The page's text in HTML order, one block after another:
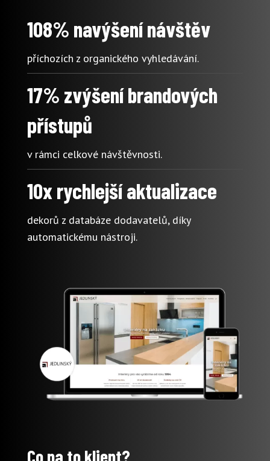
108% navýšení návštěv
příchozích z organického vyhledávání.
17% zvýšení brandových
přístupů
v rámci celkové návštěvnosti.
10x rychlejší aktualizace
dekorů z databáze dodavatelů, díky
automatickému nástroji.
Co na to klient?